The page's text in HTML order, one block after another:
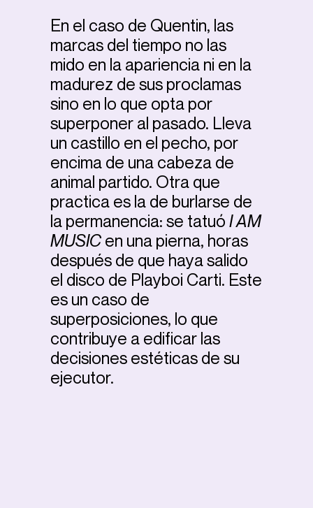
En el caso de Quentin, las
marcas del tiempo no las
mido en la apariencia ni en la
madurez de sus proclamas
sino en lo que opta por
superponer al pasado. Lleva
un castillo en el pecho, por
encima de una cabeza de
animal partido. Otra que
practica es la de burlarse de
la permanencia: se tatuó I AM
MUSIC en una pierna, horas
después de que haya salido
el disco de Playboi Carti. Este
es un caso de
superposiciones, lo que
contribuye a edificar las
decisiones estéticas de su
ejecutor.